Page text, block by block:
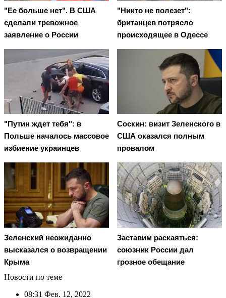
"Ее больше нет". В США
сделали тревожное
заявление о России
"Никто не полезет":
британцев потрясло
происходящее в Одессе
"Путин ждет тебя": в
Польше началось массовое
избиение украинцев
Соскин: визит Зеленского в
США оказался полным
провалом
Зеленский неожиданно
высказался о возвращении
Крыма
Заставим раскаяться:
союзник России дал
грозное обещание
Новости по теме
08:31 Фев. 12, 2022